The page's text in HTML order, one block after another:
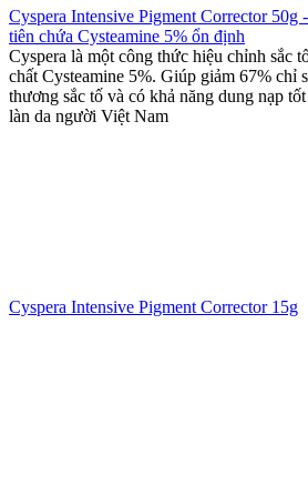
Cyspera Intensive Pigment Corrector 50g
tiên chứa Cysteamine 5% ổn định
Cyspera là một công thức hiệu chỉnh sắc
chất Cysteamine 5%. Giúp giảm 67% chỉ
thương sắc tố và có khả năng dung nạp
làn da người Việt Nam
Cyspera Intensive Pigment Corrector 15g